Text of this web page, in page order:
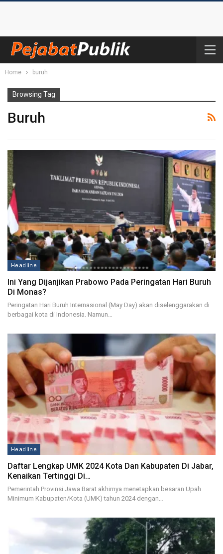
Home buruh
Browsing Tag
Buruh
Headline
Ini Yang Dijanjikan Prabowo Pada Peringatan Hari Buruh
Di Monas?
Peringatan Hari Buruh Internasional (May Day) akan diselenggarakan di
berbagai kota di Indonesia. Namun…
Headline
Daftar Lengkap UMK 2024 Kota Dan Kabupaten Di Jabar,
Kenaikan Tertinggi Di…
Pemerintah Provinsi Jawa Barat akhirnya menetapkan besaran Upah
Minimum Kabupaten/Kota (UMK) tahun 2024 dengan…